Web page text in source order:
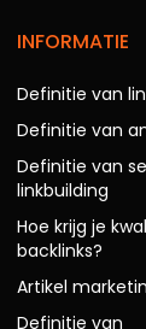
INFORMATIE
Definitie van
Definitie van
Definitie van
linkbuilding
Hoe krijg je
backlinks?
Artikel
Definitie van